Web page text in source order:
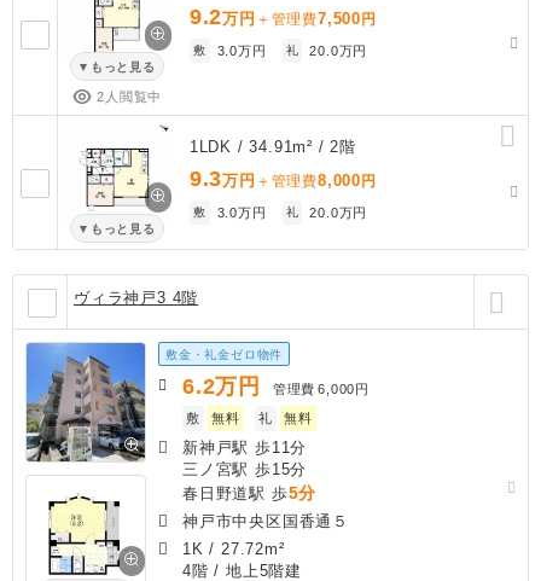
もっと見る
2人閲覧中
9.2万円 ＋管理費7,500 円
敷 3.0万円 礼 20.0万円
もっと見る
1LDK / 34.91m² / 2階
9.3万円 ＋管理費8,000 円
敷 3.0万円 礼 20.0万円
ヴィラ神戸3 4階
敷金・礼金ゼロ物件
6.2万円 管理費 6,000円
敷
無料 礼 無料
新神戸駅 歩11分
三ノ宮駅 歩15分
春日野道駅 歩5分
神戸市中央区国香通５
1K / 27.72m²
4階 / 地上5階建